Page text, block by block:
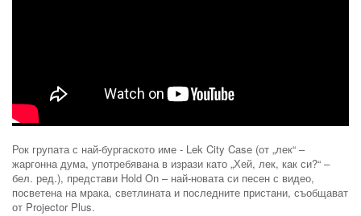
Рок групата с най-бургаското име - Lek City Case (от „лек“ –
жаргонна дума, употребявана в изрази като „Хей, лек, как си?“ –
бел. ред.), представи Hold On – най-новата си песен с видео,
посветена на мрака, светлината и последните пристани, съобщават
от Projector Plus.